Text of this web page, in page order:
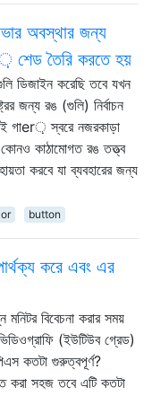
অবস্থার জন্য
শেড তৈরি করতে হয়
ডিজাইন করেছি তবে যখন
জন্য রঙ (গুলি) নির্বাচন
গাer় স্বরে নজরকাড়া
কোনও কাঠামোগত রঙ তত্ত্ব
করবে যা ব্যবহারের জন্য
button
করে এবং এর
বিবেচনা করার সময়
(ইউটিউব গ্রেড)
কতটা গুরুত্বপূর্ণ?
করা সহজ তবে এটি কতটা